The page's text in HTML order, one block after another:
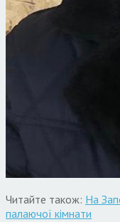
Читайте також: На
палаючої кімнати